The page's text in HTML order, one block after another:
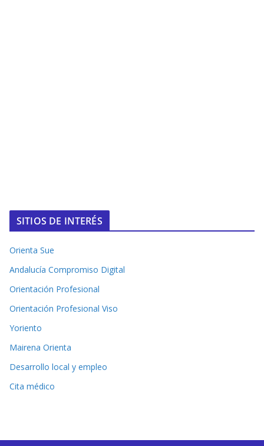
SITIOS DE INTERÉS
Orienta Sue
Andalucía Compromiso Digital
Orientación Profesional
Orientación Profesional Viso
Yoriento
Mairena Orienta
Desarrollo local y empleo
Cita médico